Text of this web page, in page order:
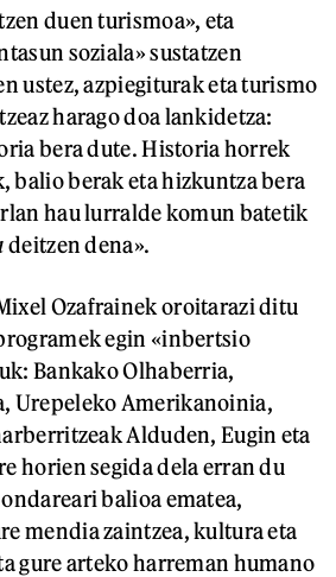
duen turismoa», eta
soziala» sustatzen
ustez, azpiegiturak eta turismo
harago doa lankidetza:
bera dute. Historia horrek
balio berak eta hizkuntza bera
hau lurralde komun batetik
deitzen dena».
Ozafrainek oroitarazi ditu
egin «inbertsio
Bankako Olhaberria,
Urepeleko Amerikanoinia,
Alduden, Eugin eta
horien segida dela erran du
balioa ematea,
mendia zaintzea, kultura eta
gure arteko harreman humano